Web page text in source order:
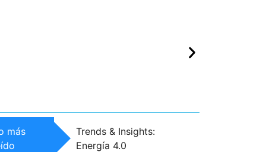
más
Trends & Insights:
Energía 4.0